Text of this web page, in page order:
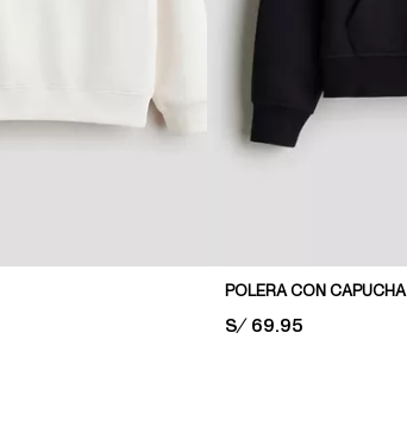
POLERA CON CAPUCHA
PRICE:
S/ 69.95